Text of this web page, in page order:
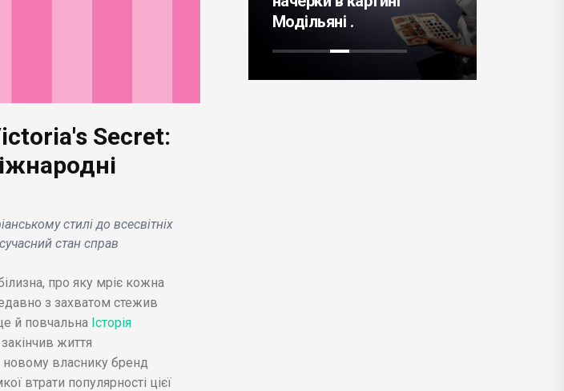
Secret:
стилі до всесвітніх
стан справ
про яку мріє кожна
з захватом стежив
й повчальна Історія
життя
новому власнику бренд
втрати популярності цієї
електричний літак .